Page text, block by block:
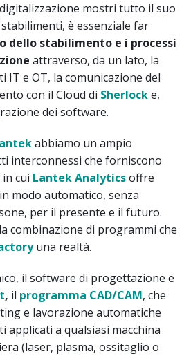
mostri tutto il suo
è essenziale far
dello stabilimento e i processi
attraverso, da un lato, la
IT e OT, la comunicazione del
con il Cloud di Sherlocke,
dei software.
abbiamo un ampio
interconnessi che forniscono
cui Lantek Analyticsoffre
modo automatico, senza
per il presente e il futuro.
combinazione di programmi che
una realtà.
il software di progettazione e
, il programma CAD/CAM, che
e lavorazione automatiche
applicati a qualsiasi macchina
(laser, plasma, ossitaglio o